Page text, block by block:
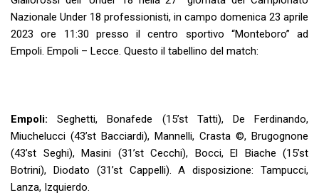
Nazionale Under 18 professionisti, in campo domenica 23 aprile
2023 ore 11:30 presso il centro sportivo “Monteboro” ad
Empoli. Empoli – Lecce. Questo il tabellino del match:
Empoli:Seghetti, Bonafede (15’st Tatti), De Ferdinando,
Miuchelucci (43’st Bacciardi), Mannelli, Crasta ©️, Brugognone
(43’st Seghi), Masini (31’st Cecchi), Bocci, El Biache (15’st
Botrini), Diodato (31’st Cappelli). A disposizione: Tampucci,
Lanza, Izquierdo.